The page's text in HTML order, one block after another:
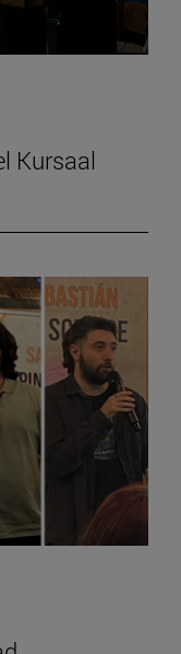
Kursaal